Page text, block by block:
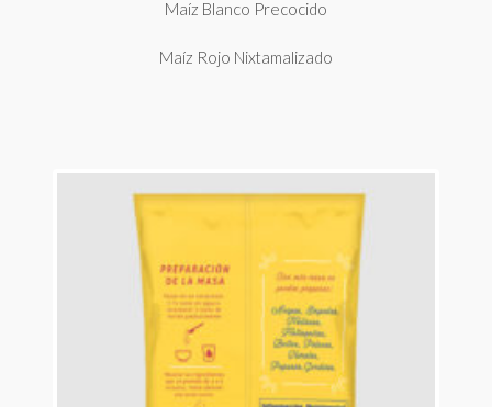
Maíz Blanco Precocido
Maíz Rojo Nixtamalizado